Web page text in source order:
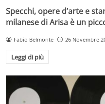
Specchi, opere d’arte e
milanese di Arisa è un
Fabio Belmonte 26 Novembre
Leggi di più